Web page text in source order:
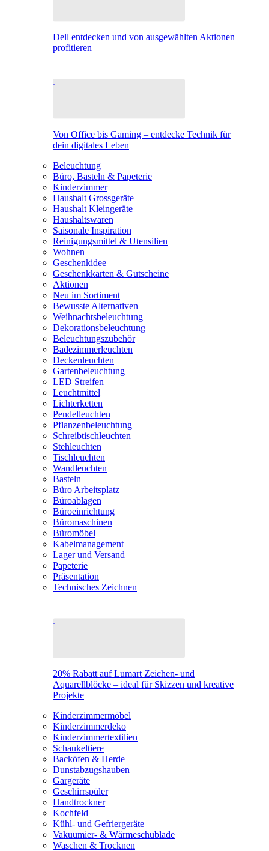
Dell entdecken und von ausgewählten Aktionen
profitieren
Von Office bis Gaming – entdecke Technik für
dein digitales Leben
Beleuchtung
Büro, Basteln & Papeterie
Kinderzimmer
Haushalt Grossgeräte
Haushalt Kleingeräte
Haushaltswaren
Saisonale Inspiration
Reinigungsmittel & Utensilien
Wohnen
Geschenkidee
Geschenkkarten & Gutscheine
Aktionen
Neu im Sortiment
Bewusste Alternativen
Weihnachtsbeleuchtung
Dekorationsbeleuchtung
Beleuchtungszubehör
Badezimmerleuchten
Deckenleuchten
Gartenbeleuchtung
LED Streifen
Leuchtmittel
Lichterketten
Pendelleuchten
Pflanzenbeleuchtung
Schreibtischleuchten
Stehleuchten
Tischleuchten
Wandleuchten
Basteln
Büro Arbeitsplatz
Büroablagen
Büroeinrichtung
Büromaschinen
Büromöbel
Kabelmanagement
Lager und Versand
Papeterie
Präsentation
Technisches Zeichnen
20% Rabatt auf Lumart Zeichen- und
Aquarellblöcke – ideal für Skizzen und kreative
Projekte
Kinderzimmermöbel
Kinderzimmerdeko
Kinderzimmertextilien
Schaukeltiere
Backöfen & Herde
Dunstabzugshauben
Gargeräte
Geschirrspüler
Handtrockner
Kochfeld
Kühl- und Gefriergeräte
Vakuumier- & Wärmeschublade
Waschen & Trocknen